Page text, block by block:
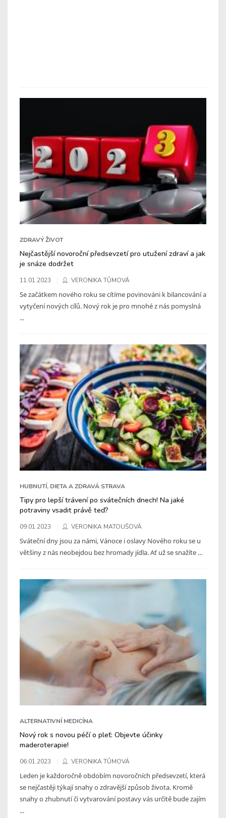
ZDRAVÝ ŽIVOT
Nejčastější novoroční předsevzetí pro utužení zdraví a jak
je snáze dodržet
11.01.2023 VERONIKA TŮMOVÁ
Se začátkem nového roku se cítíme povinováni k bilancování a
vytyčení nových cílů. Nový rok je pro mnohé z nás pomyslná
...
HUBNUTÍ, DIETA A ZDRAVÁ STRAVA
Tipy pro lepší trávení po svátečních dnech! Na jaké
potraviny vsadit právě teď?
09.01.2023 VERONIKA MATOUŠOVÁ
Sváteční dny jsou za námi, Vánoce i oslavy Nového roku se u
většiny z nás neobejdou bez hromady jídla. Ať už se snažíte ...
ALTERNATIVNÍ MEDICÍNA
Nový rok s novou péčí o pleť: Objevte účinky
maderoterapie!
06.01.2023 VERONIKA TŮMOVÁ
Leden je každoročně obdobím novoročních předsevzetí, která
se nejčastěji týkají snahy o zdravější způsob života. Kromě
snahy o zhubnutí či vytvarování postavy vás určitě bude zajím
...